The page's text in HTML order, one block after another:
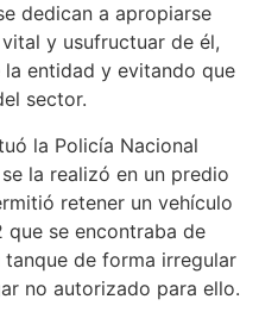
dedican a apropiarse
y usufructuar de él,
entidad y evitando que
sector.
la Policía Nacional
la realizó en un predio
retener un vehículo
que se encontraba de
de forma irregular
no autorizado para ello.